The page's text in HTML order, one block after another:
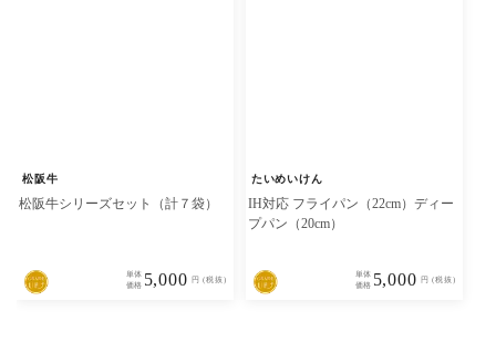
松阪牛
松阪牛シリーズセット（計７袋）
単体
価格 5,000 円 (税抜)
たいめいけん
IH対応 フライパン（22cm）ディー
プパン（20cm）
単体
価格 5,000 円 (税抜)